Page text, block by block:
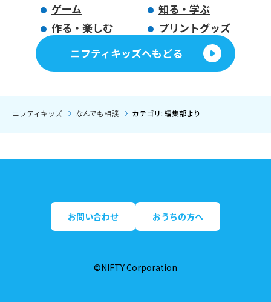
ゲーム
知る・学ぶ
作る・楽しむ
プリントグッズ
ニフティキッズへもどる
ニフティキッズ なんでも相談 カテゴリ: 編集部より
お問い合わせ おうちの方へ
©NIFTY Corporation